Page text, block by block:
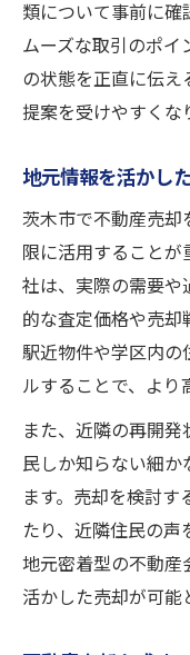
類について事前に確
ムーズな取引のポイ
の状態を正直に伝え
提案を受けやすくな
地元情報を活かし
茨木市で不動産売却
限に活用することが
社は、実際の需要や
的な査定価格や売却
駅近物件や学区内の
ルすることで、より
また、近隣の再開
民しか知らない細か
ます。売却を検討
たり、近隣住民の声
地元密着型の不動産
活かした売却が可能